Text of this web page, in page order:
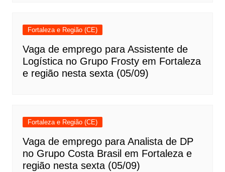
Fortaleza e Região (CE)
Vaga de emprego para Assistente de
Logística no Grupo Frosty em Fortaleza
e região nesta sexta (05/09)
Fortaleza e Região (CE)
Vaga de emprego para Analista de DP
no Grupo Costa Brasil em Fortaleza e
região nesta sexta (05/09)